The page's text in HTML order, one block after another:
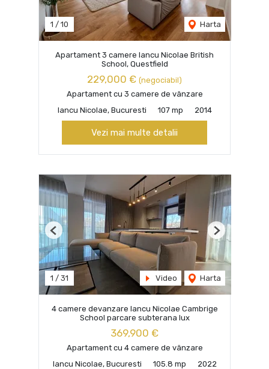
1 / 10 Harta
Apartament 3 camere Iancu Nicolae British
School, Questfield
229,000 € (negociabil)
Apartament cu 3 camere de vânzare
Iancu Nicolae, Bucuresti
107 mp 2014
Vezi mai multe detalii
1 / 31 Video Harta
Previous Next
4 camere devanzare Iancu Nicolae Cambrige
School parcare subterana lux
369,900 €
Apartament cu 4 camere de vânzare
Iancu Nicolae, Bucuresti
105.8 mp 2022